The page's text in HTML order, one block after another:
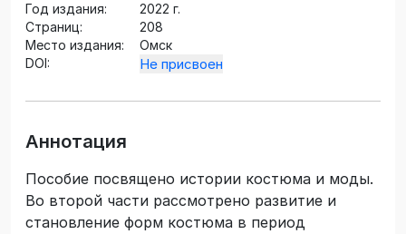
3 (ч.2)
Год издания:
2022 г.
Страниц:
208
Место издания:
Омск
DOI:
Не присвоен
Аннотация
Пособие посвящено истории костюма и моды.
Во второй части рассмотрено развитие и
становление форм костюма в период